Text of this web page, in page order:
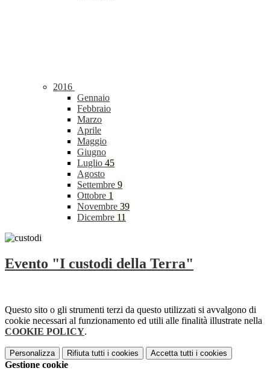
2016
Gennaio
Febbraio
Marzo
Aprile
Maggio
Giugno
Luglio 45
Agosto
Settembre 9
Ottobre 1
Novembre 39
Dicembre 11
Evento "I custodi della Terra"
Questo sito o gli strumenti terzi da questo utilizzati si avvalgono di
cookie necessari al funzionamento ed utili alle finalità illustrate nella
COOKIE POLICY.
Personalizza Rifiuta tutti i cookies Accetta tutti i cookies
Gestione cookie